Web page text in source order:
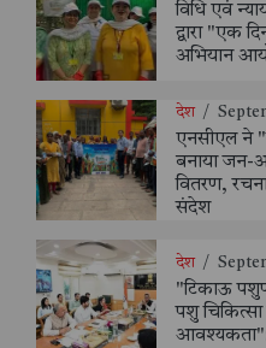
विधि एवं
द्वारा "एक
अभियान
देश /
एनसीएल ने
बनाया जन-
वितरण,
संदेश
देश /
"टिकाऊ
पशु
आवश्यकता":